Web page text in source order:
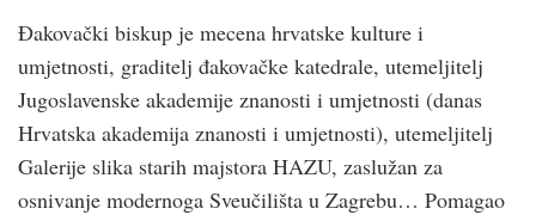
Đakovački biskup je mecena hrvatske kulture i
umjetnosti, graditelj đakovačke katedrale, utemeljitelj
Jugoslavenske akademije znanosti i umjetnosti (danas
Hrvatska akademija znanosti i umjetnosti), utemeljitelj
Galerije slika starih majstora HAZU, zaslužan za
osnivanje modernoga Sveučilišta u Zagrebu… Pomagao